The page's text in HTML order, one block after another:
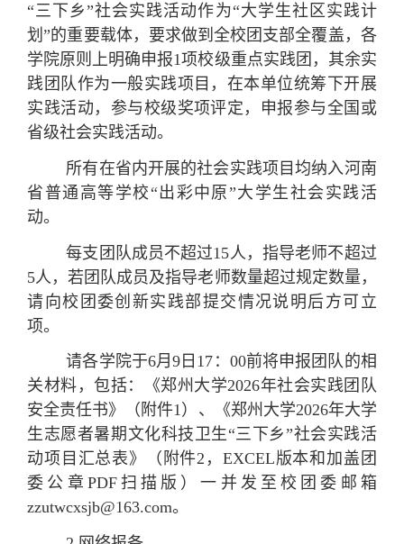
“三下乡”社会实践活动作为“大学生社区实践计
划”的重要载体，要求做到全校团支部全覆盖，各
学院原则上明确申报1项校级重点实践团，其余实
践团队作为一般实践项目，在本单位统筹下开展
实践活动，参与校级奖项评定，申报参与全国或
省级社会实践活动。
所有在省内开展的社会实践项目均纳入河南
省普通高等学校 “出彩中原”大学生社会实践活
动。
每支团队成员不超过15人，指导老师不超过
5人，若团队成员及指导老师数量超过规定数量，
请向校团委创新实践部提交情况说明后方可立
项。
请各学院于6月9日17：00前将申报团队的相
关材料，包括：《郑州大学2026年社会实践团队
安全责任书》（附件1）、《郑州大学2026年大学
生志愿者暑期文化科技卫生“三下乡”社会实践活
动项目汇总表》（附件2，EXCEL版本和加盖团
委公章PDF扫描版）一并发至校团委邮箱
zzutwcxsjb@163.com。